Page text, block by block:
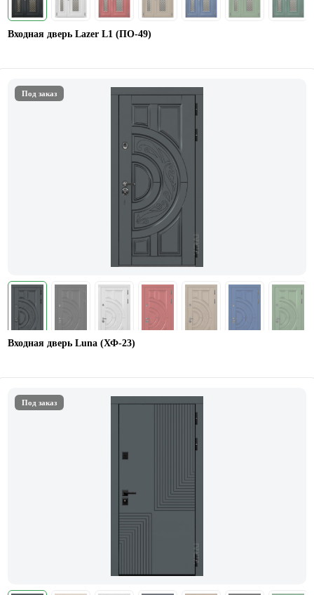
Входная дверь Lazer L1 (ПО-49)
Под заказ
Входная дверь Luna (ХФ-23)
Под заказ